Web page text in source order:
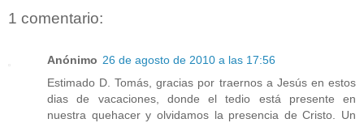
1 comentario:
Anónimo 26 de agosto de 2010 a las 17:56
Estimado D. Tomás, gracias por traernos a Jesús en estos
dias de vacaciones, donde el tedio está presente en
nuestra quehacer y olvidamos la presencia de Cristo. Un